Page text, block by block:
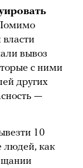
вывоз
с ними
других
—
10
людей, как